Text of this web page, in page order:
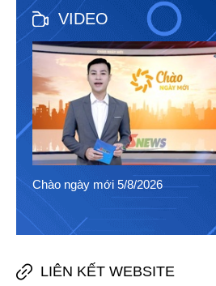
VIDEO
Chào ngày mới 5/8/2026
LIÊN KẾT WEBSITE